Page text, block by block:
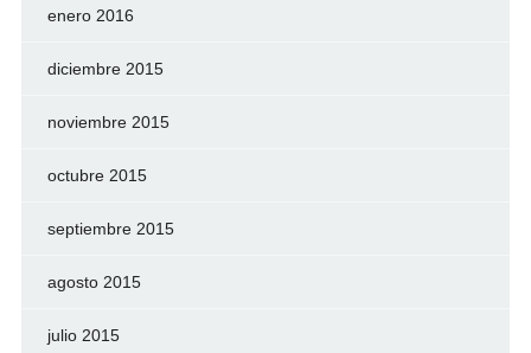
enero 2016
diciembre 2015
noviembre 2015
octubre 2015
septiembre 2015
agosto 2015
julio 2015